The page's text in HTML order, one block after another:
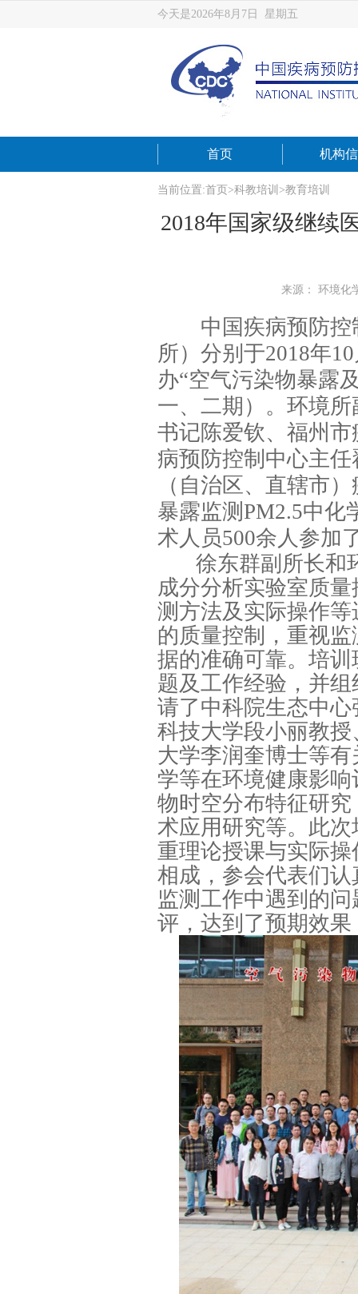
今天是2026年8月7日 星期五
首页 机构
当前位置:首页 >科教培训 >教育培训
2018年国家级继续
来源： 环境化
中国疾病预防
所）分别于2018年
办“空气污染物暴露
一、二期）。环境
书记陈爱钦、福州
病预防控制中心主
（自治区、直辖市
暴露监测PM2.5中化
术人员500余人参加
徐东群副所长和
成分分析实验室质
测方法及实际操作
的质量控制，重视
据的准确可靠。培
题及工作经验，并
请了中科院生态中
科技大学段小丽教
大学李润奎博士等
学等在环境健康影
物时空分布特征研
术应用研究等。此
重理论授课与实际
相成，参会代表们
监测工作中遇到的
评，达到了预期效